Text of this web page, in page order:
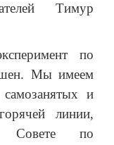
Тимур
по
Мы имеем
и
линии,
по